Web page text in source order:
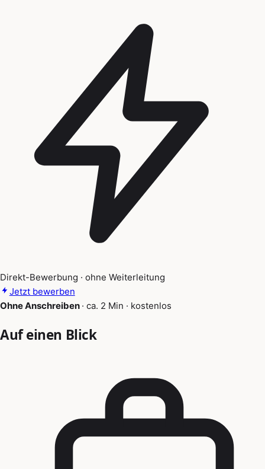
Direkt-Bewerbung · ohne Weiterleitung
Jetzt bewerben
Ohne Anschreiben · ca. 2 Min · kostenlos
Auf einen Blick